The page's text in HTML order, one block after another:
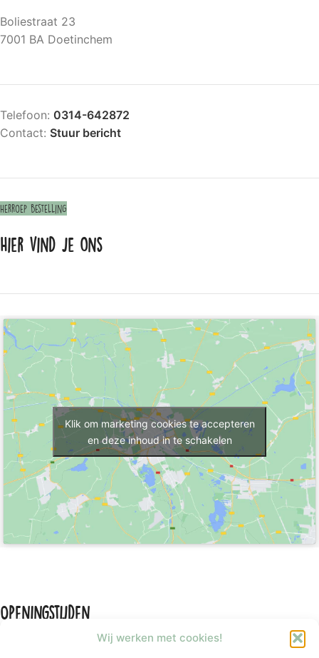
Wij werken met cookies!
Boliestraat 23
7001 BA Doetinchem
Telefoon: 0314-642872
Contact: Stuur bericht
Herroep bestelling
Hier vind je ons
Klik om marketing cookies te accepteren
en deze inhoud in te schakelen
Openingstijden